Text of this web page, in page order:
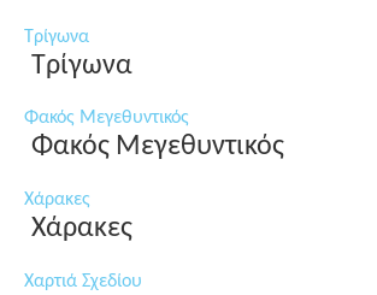
Τρίγωνα
Τρίγωνα
Φακός Μεγεθυντικός
Φακός Μεγεθυντικός
Χάρακες
Χάρακες
Χαρτιά Σχεδίου